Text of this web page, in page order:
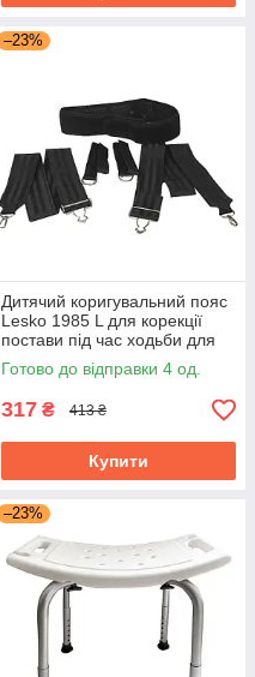
–23%
Дитячий коригувальний пояс
Lesko 1985 L для корекції
постави під час ходьби для
дітей
Готово до відправки 4 од.
317 ₴ 413 ₴
Купити
–23%